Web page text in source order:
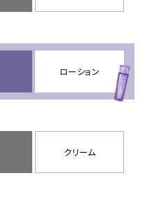
ローション
クリーム